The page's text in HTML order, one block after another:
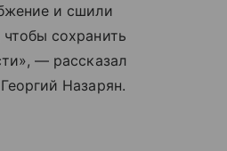
и сшили
сохранить
— рассказал
Назарян.